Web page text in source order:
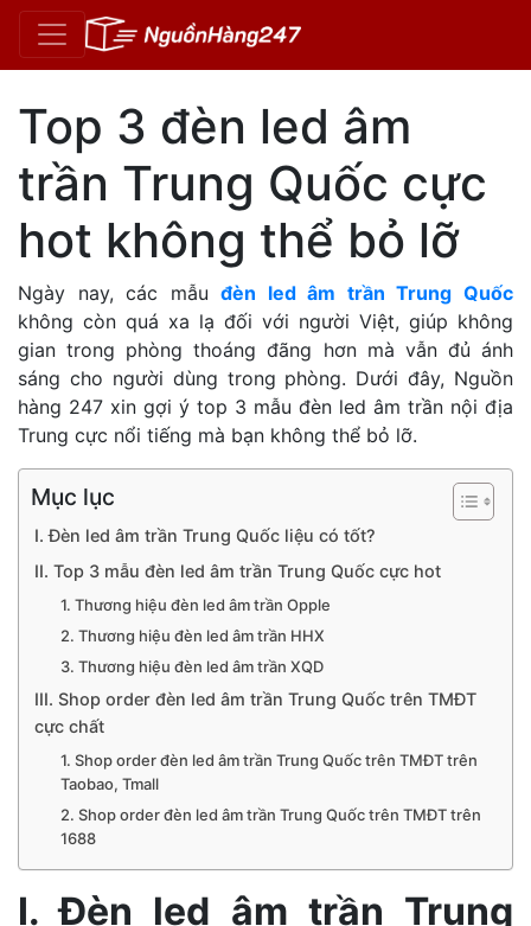
Top 3 đèn led âm
trần Trung Quốc cực
hot không thể bỏ lỡ
Ngày nay, các mẫuđèn led âm trần Trung Quốc
không còn quá xa lạ đối với người Việt, giúp không
gian trong phòng thoáng đãng hơn mà vẫn đủ ánh
sáng cho người dùng trong phòng. Dưới đây, Nguồn
hàng 247 xin gợi ý top 3 mẫu đèn led âm trần nội địa
Trung cực nổi tiếng mà bạn không thể bỏ lỡ.
Mục lục
I. Đèn led âm trần Trung Quốc liệu có tốt?
II. Top 3 mẫu đèn led âm trần Trung Quốc cực hot
1. Thương hiệu đèn led âm trần Opple
2. Thương hiệu đèn led âm trần HHX
3. Thương hiệu đèn led âm trần XQD
III. Shop order đèn led âm trần Trung Quốc trên TMĐT
cực chất
1. Shop order đèn led âm trần Trung Quốc trên TMĐT trên
Taobao, Tmall
2. Shop order đèn led âm trần Trung Quốc trên TMĐT trên
1688
I. Đèn led âm trần Trung